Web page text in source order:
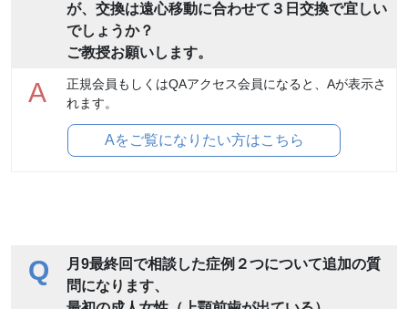
が、交換は遠心移動に合わせて３日交換で宜しい
でしょうか？
ご教授お願いします。
A
正規会員もしくはQAアクセス会員になると、Aが表示さ
れます。
Aをご覧になりたい方はこちら
Q
月9最終回で相談した症例２つについて追加の質
問になります、